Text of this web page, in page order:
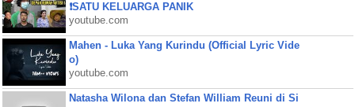
❗SATU KELUARGA PANIK
youtube.com
Mahen - Luka Yang Kurindu (Official Lyric Vide
o)
youtube.com
Natasha Wilona dan Stefan William Reuni di Si